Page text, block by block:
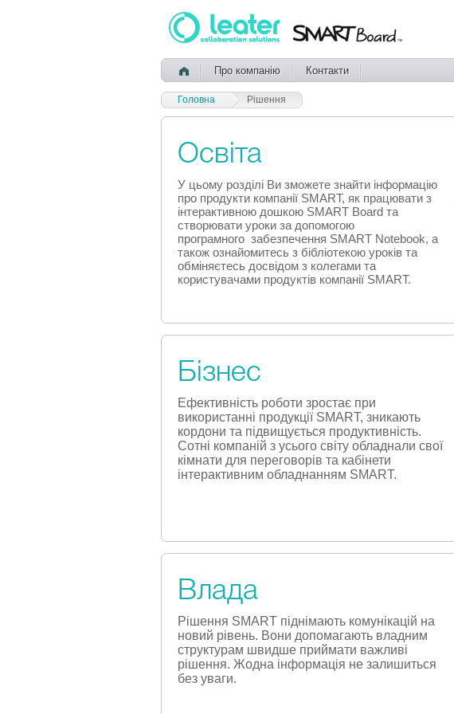
Про компанію Контакти
Головна Рішення
Освіта
У цьому розділі Ви зможете знайти інформацію
про продукти компанії SMART, як працювати з
інтерактивною дошкою SMART Board та
створювати уроки за допомогою
програмного забезпечення SMART Notebook, а
також ознайомитесь з бібліотекою уроків та
обміняєтесь досвідом з колегами та
користувачами продуктів компанії SMART.
Бізнес
Ефективність роботи зростає при
використанні продукції SMART, зникають
кордони та підвищується продуктивність.
Сотні компаній з усього світу обладнали свої
кімнати для переговорів та кабінети
інтерактивним обладнанням SMART.
Влада
Рішення SMART піднімають комунікацій на
новий рівень. Вони допомагають владним
структурам швидше приймати важливі
рішення. Жодна інформація не залишиться
без уваги.